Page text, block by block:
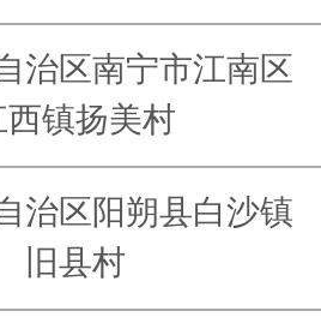
治区南宁市江南区
西镇扬美村
治区阳朔县白沙镇
旧县村